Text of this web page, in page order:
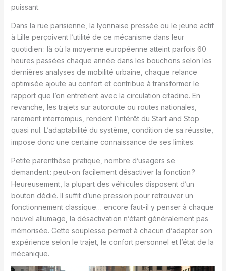
puissant.
Dans la rue parisienne, la lyonnaise pressée ou le jeune actif
à Lille perçoivent l’utilité de ce mécanisme dans leur
quotidien : là où la moyenne européenne atteint parfois 60
heures passées chaque année dans les bouchons selon les
dernières analyses de mobilité urbaine, chaque relance
optimisée ajoute au confort et contribue à transformer le
rapport que l’on entretient avec la circulation citadine. En
revanche, les trajets sur autoroute ou routes nationales,
rarement interrompus, rendent l’intérêt du Start and Stop
quasi nul. L’adaptabilité du système, condition de sa réussite,
impose donc une certaine connaissance de ses limites.
Petite parenthèse pratique, nombre d’usagers se
demandent : peut-on facilement désactiver la fonction ?
Heureusement, la plupart des véhicules disposent d’un
bouton dédié. Il suffit d’une pression pour retrouver un
fonctionnement classique… encore faut-il y penser à chaque
nouvel allumage, la désactivation n’étant généralement pas
mémorisée. Cette souplesse permet à chacun d’adapter son
expérience selon le trajet, le confort personnel et l’état de la
mécanique.